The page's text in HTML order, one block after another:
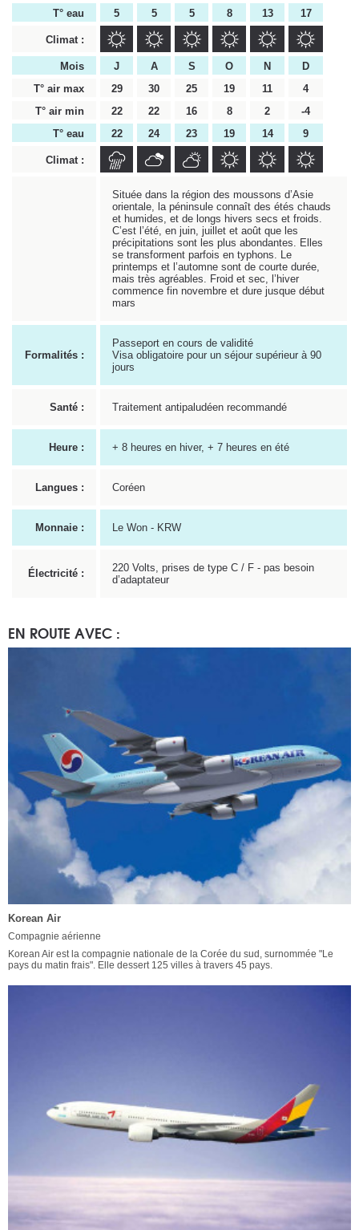
T° eau 5 5 5 8 13 17
Climat :
Mois J A S O N
D
T° air max
29 30 25 19 11
4
T° air min
22 22 16 8 2
-4
T° eau
22 24 23 19 14 9
Climat :
Située dans la région des moussons d’Asie
orientale, la péninsule connaît des étés chauds
et humides, et de longs hivers secs et froids.
C’est l’été, en juin, juillet et août que les
précipitations sont les plus abondantes. Elles
se transforment parfois en typhons. Le
printemps et l’automne sont de courte durée,
mais très agréables. Froid et sec, l’hiver
commence fin novembre et dure jusque début
mars
Formalités :
Passeport en cours de validité
Visa obligatoire pour un séjour supérieur à 90
jours
Santé : Traitement antipaludéen recommandé
Heure : + 8 heures en hiver, + 7 heures en été
Langues : Coréen
Monnaie : Le Won - KRW
Électricité :
220 Volts, prises de type C / F - pas besoin
d’adaptateur
EN ROUTE AVEC :
Korean Air
Compagnie aérienne
Korean Air est la compagnie nationale de la Corée du sud, surnommée "Le
pays du matin frais". Elle dessert 125 villes à travers 45 pays.